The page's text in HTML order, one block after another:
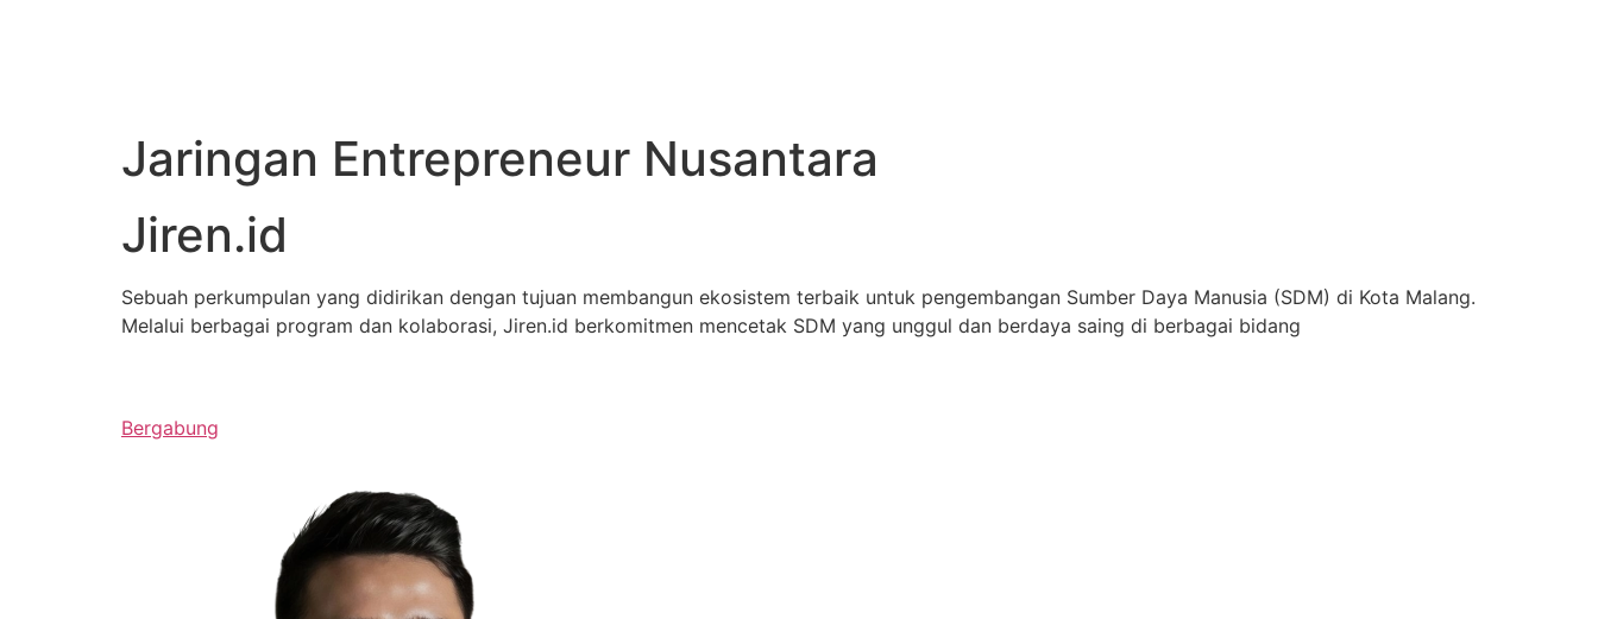
Jaringan Entrepreneur Nusantara
Jiren.id
Sebuah perkumpulan yang didirikan dengan tujuan membangun ekosistem terbaik untuk pengembangan Sumber Daya Manusia (SDM) di Kota Malang.
Melalui berbagai program dan kolaborasi, Jiren.id berkomitmen mencetak SDM yang unggul dan berdaya saing di berbagai bidang
Bergabung